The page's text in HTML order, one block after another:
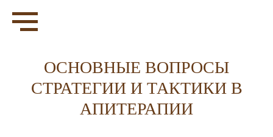
ОСНОВНЫЕ ВОПРОСЫ
СТРАТЕГИИ И ТАКТИКИ В
АПИТЕРАПИИ